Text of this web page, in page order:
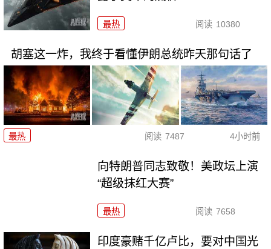
最热 阅读 10380
胡塞这一炸，我终于看懂伊朗总统昨天那句话了
最热 阅读 7487 4小时前
向特朗普同志致敬！美政坛上演
“超级抹红大赛”
最热 阅读 7658
印度豪赌千亿卢比，要对中国光